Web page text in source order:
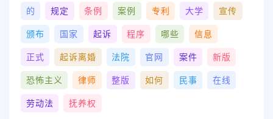
的 规定 条例 案例 专利 大学 宣传
颁布 国家 起诉 程序 哪些 信息
正式 起诉离婚 法院 官网 案件 新版
恐怖主义 律师 整版 如何 民事 在线
劳动法 抚养权